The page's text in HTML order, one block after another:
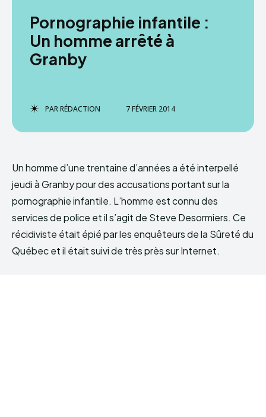
Pornographie infantile :
Un homme arrêté à
Granby
PARRÉDACTION 7 FÉVRIER 2014
Un homme d’une trentaine d’années a été interpellé
jeudi à Granby pour des accusations portant sur la
pornographie infantile. L’homme est connu des
services de police et il s’agit de Steve Desormiers. Ce
récidiviste était épié par les enquêteurs de la Sûreté du
Québec et il était suivi de très près sur Internet.